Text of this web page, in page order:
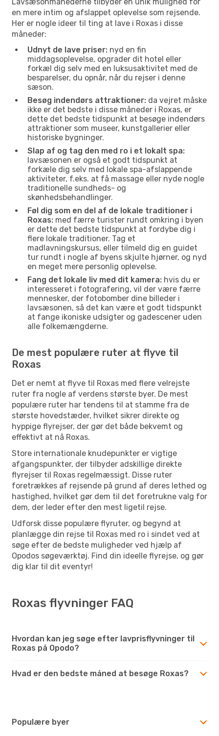
en mere intim og afslappet oplevelse som rejsende.
Her er nogle ideer til ting at lave i Roxas i disse
måneder:
Udnyt de lave priser: nyd en fin
middagsoplevelse, opgrader dit hotel eller
forkæl dig selv med en luksusaktivitet med de
besparelser, du opnår, når du rejser i denne
sæson.
Besøg indendørs attraktioner: da vejret måske
ikke er det bedste i disse måneder i Roxas, er
dette det bedste tidspunkt at besøge indendørs
attraktioner som museer, kunstgallerier eller
historiske bygninger.
Slap af og tag den med ro i et lokalt spa:
lavsæsonen er også et godt tidspunkt at
forkæle dig selv med lokale spa-afslappende
aktiviteter, f.eks. at få massage eller nyde nogle
traditionelle sundheds- og
skønhedsbehandlinger.
Føl dig som en del af de lokale traditioner i
Roxas: med færre turister rundt omkring i byen
er dette det bedste tidspunkt at fordybe dig i
flere lokale traditioner. Tag et
madlavningskursus, eller tilmeld dig en guidet
tur rundt i nogle af byens skjulte hjørner, og nyd
en meget mere personlig oplevelse.
Fang det lokale liv med dit kamera: hvis du er
interesseret i fotografering, vil der være færre
mennesker, der fotobomber dine billeder i
lavsæsonen, så det kan være et godt tidspunkt
at fange ikoniske udsigter og gadescener uden
alle folkemængderne.
De mest populære ruter at flyve til
Roxas
Det er nemt at flyve til Roxas med flere velrejste
ruter fra nogle af verdens største byer. De mest
populære ruter har tendens til at stamme fra de
største hovedstæder, hvilket sikrer direkte og
hyppige flyrejser, der gør det både bekvemt og
effektivt at nå Roxas.
Store internationale knudepunkter er vigtige
afgangspunkter, der tilbyder adskillige direkte
flyrejser til Roxas regelmæssigt. Disse ruter
foretrækkes af rejsende på grund af deres lethed og
hastighed, hvilket gør dem til det foretrukne valg for
dem, der leder efter den mest ligetil rejse.
Udforsk disse populære flyruter, og begynd at
planlægge din rejse til Roxas med ro i sindet ved at
søge efter de bedste muligheder ved hjælp af
Opodos søgeværktøj. Find din ideelle flyrejse, og gør
dig klar til dit eventyr!
Roxas flyvninger FAQ
Hvordan kan jeg søge efter lavprisflyvninger til
Roxas på Opodo?
Hvad er den bedste måned at besøge Roxas?
Populære byer